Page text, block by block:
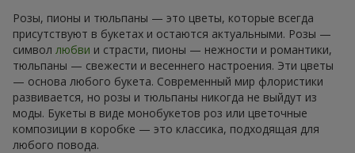
Розы, пионы и тюльпаны — это цветы, которые всегда
присутствуют в букетах и остаются актуальными. Розы —
символ любви и страсти, пионы — нежности и романтики,
тюльпаны — свежести и весеннего настроения. Эти цветы
— основа любого букета. Современный мир флористики
развивается, но розы и тюльпаны никогда не выйдут из
моды. Букеты в виде монобукетов роз или цветочные
композиции в коробке — это классика, подходящая для
любого повода.